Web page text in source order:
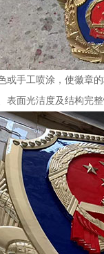
手工喷涂，使徽章
面光洁度及结构完